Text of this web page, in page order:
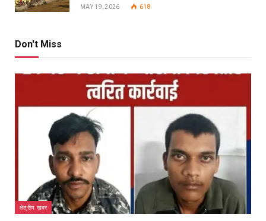
MAY 19, 2026 618
Don't Miss
क्षेत्रीय खबर